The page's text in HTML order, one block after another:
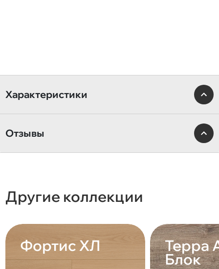
Характеристики
Отзывы
Другие коллекции
Фортис ХЛ Терра
Блок